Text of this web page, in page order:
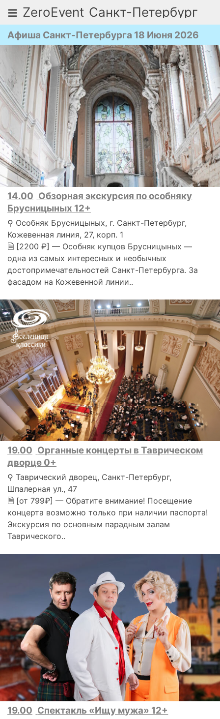
≡ ZeroEvent Санкт-Петербург
Афиша Санкт-Петербурга 18 Июня 2026
14.00 Обзорная экскурсия по особняку
Брусницыных 12+
⚲ Особняк Брусницыных, г. Санкт-Петербург,
Кожевенная линия, 27, корп. 1
🗎 [2200 ₽] — Особняк купцов Брусницыных —
одна из самых интересных и необычных
достопримечательностей Санкт-Петербурга. За
фасадом на Кожевенной линии..
19.00 Органные концерты в Таврическом
дворце 0+
⚲ Таврический дворец, Санкт-Петербург,
Шпалерная ул., 47
🗎 [от 799₽] — Обратите внимание! Посещение
концерта возможно только при наличии паспорта!
Экскурсия по основным парадным залам
Таврического..
19.00 Спектакль «Ищу мужа» 12+